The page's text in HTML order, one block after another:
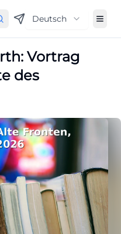
Deutsch
Vortrag
des